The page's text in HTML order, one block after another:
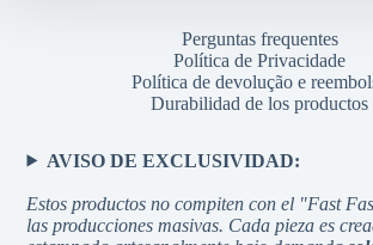
Perguntas frequentes
Política de Privacidade
Política de devolução e
Durabilidad de los productos
AVISO DE EXCLUSIVIDAD:
Estos productos no compiten con el "Fast
las producciones masivas. Cada pieza es